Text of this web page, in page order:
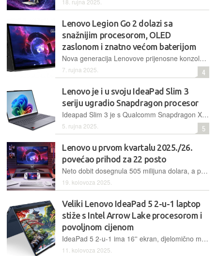
Lenovo Legion Go 2 dolazi sa
snažnijim procesorom, OLED
zaslonom i znatno većom baterijom
Nova generacija Lenovove prijenosne konzole donosi značajno veću bateriju, što znači da će igrači moći izvući osjetno više igranja u usporedbi s prethodnim modelom
7. rujna 2025. 4
Lenovo je i u svoju IdeaPad Slim 3
seriju ugradio Snapdragon procesor
Ideapad Slim 3 je s Qualcomm Snapdragon X procesorom dobio performanse podjednake x86 konkurenciji u istom rangu uz značajno bolju autonomiju
5. rujna 2025. 5
Lenovo u prvom kvartalu 2025./26.
povećao prihod za 22 posto
Neto dobit dosegnula 505 milijuna dolara, a poslovanje s osobnim računalima ostvarilo najviši rast u 15 kvartala
19. kolovoza 2025.
Veliki Lenovo IdeaPad 5 2-u-1 laptop
stiže s Intel Arrow Lake procesorom i
povoljnom cijenom
IdeaPad 5 2-u-1 ima 16'' ekran, djelomično metalno kućište i najnoviju seriju Intelovih Core Ultra procesora, uz laptop stiže i stylus
11. kolovoza 2025.